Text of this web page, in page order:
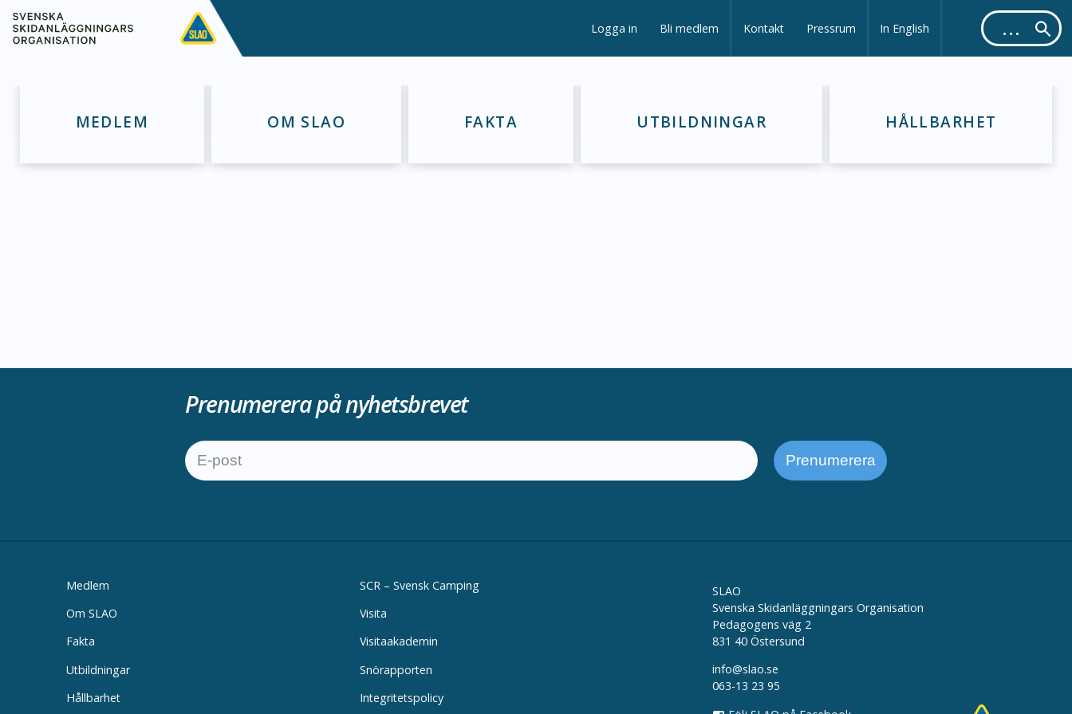
Logga in Bli medlem Kontakt Pressrum In English
MEDLEM OM SLAO FAKTA UTBILDNINGAR HÅLLBARHET
Prenumerera på nyhetsbrevet
Medlem
Om SLAO
Fakta
Utbildningar
Hållbarhet
SCR – Svensk Camping
Visita
Visitaakademin
Snörapporten
Integritetspolicy
SLAO
Svenska Skidanläggningars Organisation
Pedagogens väg 2
831 40 Östersund
info@slao.se
063-13 23 95